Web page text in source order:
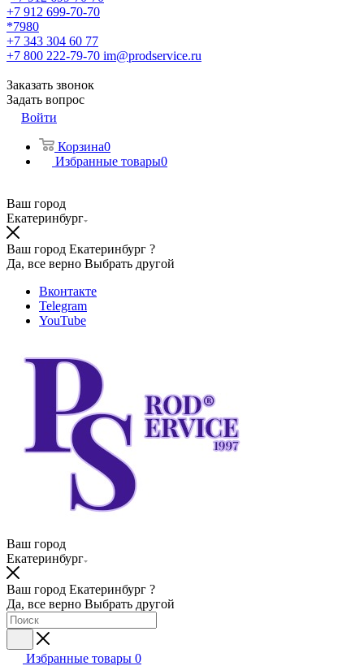
+7 912 699-70-70
*7980
+7 343 304 60 77
+7 800 222-79-70 im@prodservice.ru
Заказать звонок
Задать вопрос
Войти
Корзина0
Избранные товары0
Ваш город
Екатеринбург
Ваш город Екатеринбург ?
Да, все верно Выбрать другой
Вконтакте
Telegram
YouTube
Ваш город
Екатеринбург
Ваш город Екатеринбург ?
Да, все верно Выбрать другой
Избранные товары 0